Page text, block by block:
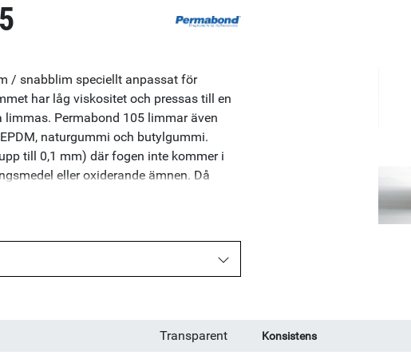
/ snabblim speciellt anpassat för
har låg viskositet och pressas till en
Permabond 105 limmar även
naturgummi och butylgummi.
till 0,1 mm) där fogen inte kommer i
eller oxiderande ämnen. Då
mindre detaljer som brukar limmas
30-50 mPas Hanteringstid
Transparent Konsistens